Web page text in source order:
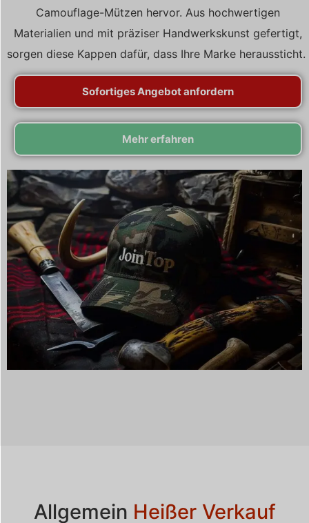
Camouflage-Mützen hervor. Aus hochwertigen
Materialien und mit präziser Handwerkskunst gefertigt,
sorgen diese Kappen dafür, dass Ihre Marke heraussticht.
Sofortiges Angebot anfordern
Mehr erfahren
Allgemein Heißer Verkauf